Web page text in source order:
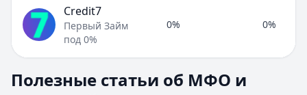
Credit7
Первый Займ
под 0%
0% 0%
Раздел:МФО и микрозаймы. Всего статей: 8.
Полезные статьи об МФО и